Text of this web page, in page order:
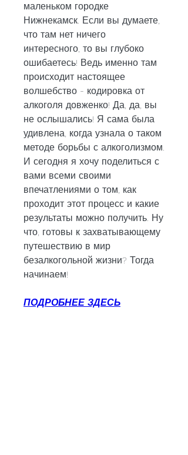
маленьком городке
Нижнекамск. Если вы думаете,
что там нет ничего
интересного, то вы глубоко
ошибаетесь! Ведь именно там
происходит настоящее
волшебство - кодировка от
алкоголя довженко! Да, да, вы
не ослышались! Я сама была
удивлена, когда узнала о таком
методе борьбы с алкоголизмом.
И сегодня я хочу поделиться с
вами всеми своими
впечатлениями о том, как
проходит этот процесс и какие
результаты можно получить. Ну
что, готовы к захватывающему
путешествию в мир
безалкогольной жизни? Тогда
начинаем!
ПОДРОБНЕЕ ЗДЕСЬ